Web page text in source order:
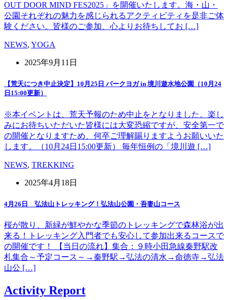
OUT DOOR MIND FES2025」を開催いたします。海・山・
公園それぞれの魅力を感じられるアクティビティを是非ご体
験ください。皆様のご参加、心よりお待ちしてお […]
NEWS, YOGA
2025年9月11日
【荒天につき中止決定】10月25日 パークヨガ in 境川遊水地公園（10月24
日15:00更新）
※本イベントは、荒天予報のため中止をとなりました。楽し
みにお待ちいただいた皆様には大変恐縮ですが、安全第一で
の開催となりますため、何卒ご理解賜りますようお願いいた
します。（10月24日15:00更新） 毎年恒例の「境川遊 […]
NEWS, TREKKING
2025年4月18日
4月26日 弘法山トレッキング！弘法山公園・吾妻山コース
桜が散り、新緑が鮮やかな季節のトレッキングで森林浴が出
来る！トレッキング入門者でも安心して参加出来るコースで
の開催です！ 【当日の流れ】集合：９時小田急線秦野駅改
札集合～予定コース～→秦野駅→弘法の清水→命徳寺→弘法
山公 […]
Activity Report